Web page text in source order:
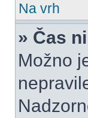
Na vrh
» Čas
Možno